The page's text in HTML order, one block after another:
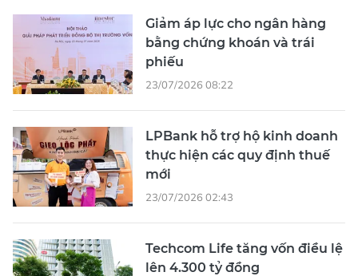
Giảm áp lực cho ngân hàng
bằng chứng khoán và trái
phiếu
23/07/2026 08:22
LPBank hỗ trợ hộ kinh doanh
thực hiện các quy định thuế
mới
23/07/2026 02:43
Techcom Life tăng vốn điều lệ
lên 4.300 tỷ đồng